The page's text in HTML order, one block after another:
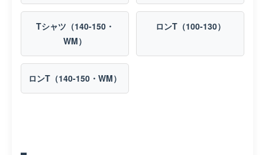
Tシャツ（140-150・
WM）
ロンT（100-130）
ロンT（140-150・WM）